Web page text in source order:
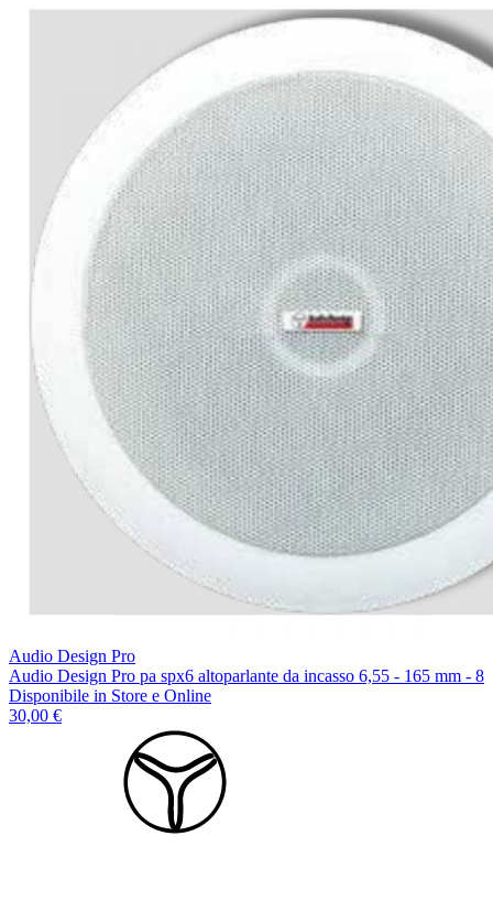
Audio Design Pro
Audio Design Pro pa spx6 altoparlante da incasso 6,55 - 165 mm - 8
Disponibile in Store e Online
30,00 €